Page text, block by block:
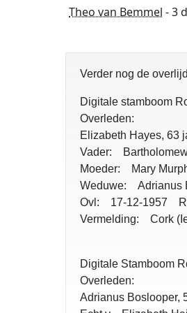
Theo van Bemmel - 3
Verder nog de
Digitale stamboom
Overleden:
Elizabeth Hayes, 63
Vader:
Moeder: Mary
Weduwe: Adrianus
Ovl: 17-12-1957
Vermelding: Cork
Digitale Stamboom
Overleden:
Adrianus Boslooper,